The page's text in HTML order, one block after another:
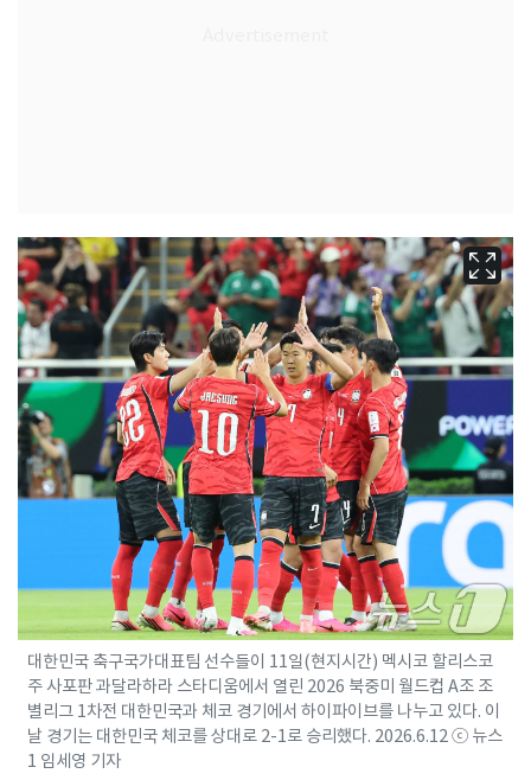
대한민국 축구국가대표팀 선수들이 11일(현지시간) 멕시코 할리스코
주 사포판 과달라하라 스타디움에서 열린 2026 북중미 월드컵 A조 조
별리그 1차전 대한민국과 체코 경기에서 하이파이브를 나누고 있다. 이
날 경기는 대한민국 체코를 상대로 2-1로 승리했다. 2026.6.12 ⓒ 뉴스
1 임세영 기자